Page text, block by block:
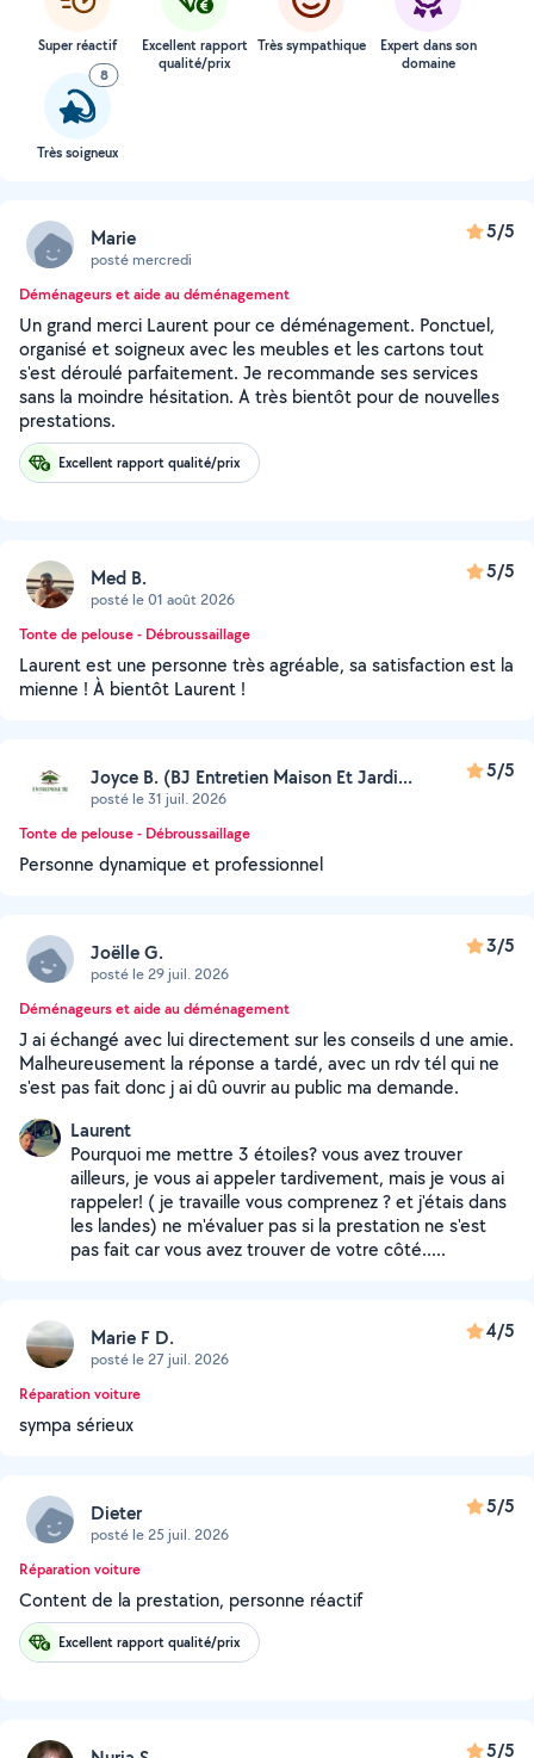
Super réactif
Excellent rapport
qualité/prix
Très sympathique
Expert dans son
domaine
8
Très soigneux
Marie
posté mercredi
5/5
Déménageurs et aide au déménagement
Un grand merci Laurent pour ce déménagement. Ponctuel,
organisé et soigneux avec les meubles et les cartons tout
s'est déroulé parfaitement. Je recommande ses services
sans la moindre hésitation. A très bientôt pour de nouvelles
prestations.
Excellent rapport qualité/prix
Med B.
posté le 01 août 2026
5/5
Tonte de pelouse - Débroussaillage
Laurent est une personne très agréable, sa satisfaction est la
mienne ! À bientôt Laurent !
Joyce B. (BJ Entretien Maison Et Jardi...
posté le 31 juil. 2026
5/5
Tonte de pelouse - Débroussaillage
Personne dynamique et professionnel
Joëlle G.
posté le 29 juil. 2026
3/5
Déménageurs et aide au déménagement
J ai échangé avec lui directement sur les conseils d une amie.
Malheureusement la réponse a tardé, avec un rdv tél qui ne
s'est pas fait donc j ai dû ouvrir au public ma demande.
Laurent
Pourquoi me mettre 3 étoiles? vous avez trouver
ailleurs, je vous ai appeler tardivement, mais je vous ai
rappeler! ( je travaille vous comprenez ? et j'étais dans
les landes) ne m'évaluer pas si la prestation ne s'est
pas fait car vous avez trouver de votre côté.....
Marie F D.
posté le 27 juil. 2026
4/5
Réparation voiture
sympa sérieux
Dieter
posté le 25 juil. 2026
5/5
Réparation voiture
Content de la prestation, personne réactif
Excellent rapport qualité/prix
5/5